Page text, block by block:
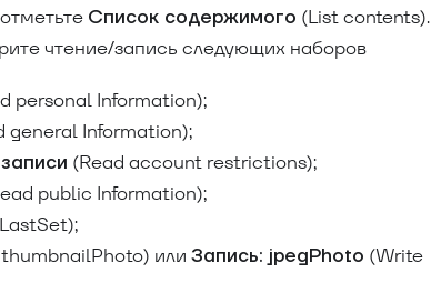
Список содержимого (List contents).
чтение/запись следующих наборов
personal Information);
general Information);
(Read account restrictions);
public Information);
или Запись: jpegPhoto (Write